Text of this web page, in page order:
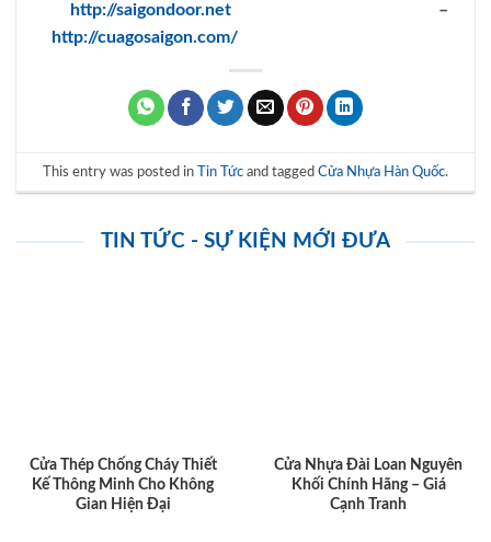
http://saigondoor.net
–
http://cuagosaigon.com/
This entry was posted in Tin Tức and tagged Cửa Nhựa Hàn Quốc.
TIN TỨC - SỰ KIỆN MỚI ĐƯA
Cửa Thép Chống Cháy Thiết
Kế Thông Minh Cho Không
Gian Hiện Đại
Cửa Nhựa Đài Loan Nguyên
Khối Chính Hãng – Giá
Cạnh Tranh